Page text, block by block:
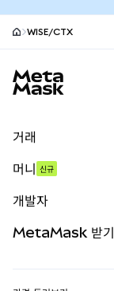
WISE/CTX
거래
무기한 선물
실물자산
머니 신규
개발자
MetaMask 받기